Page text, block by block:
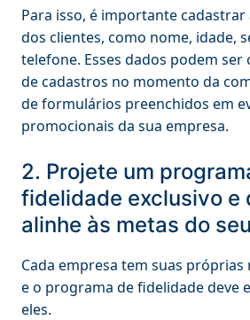
Para isso, é importante
dos clientes, como nome, idade,
telefone. Esses dados podem
de cadastros no momento da
de formulários preenchidos em
promocionais da sua empresa.
2. Projete um
fidelidade exclusivo e
alinhe às metas do
Cada empresa tem suas próprias
e o programa de fidelidade deve
eles.